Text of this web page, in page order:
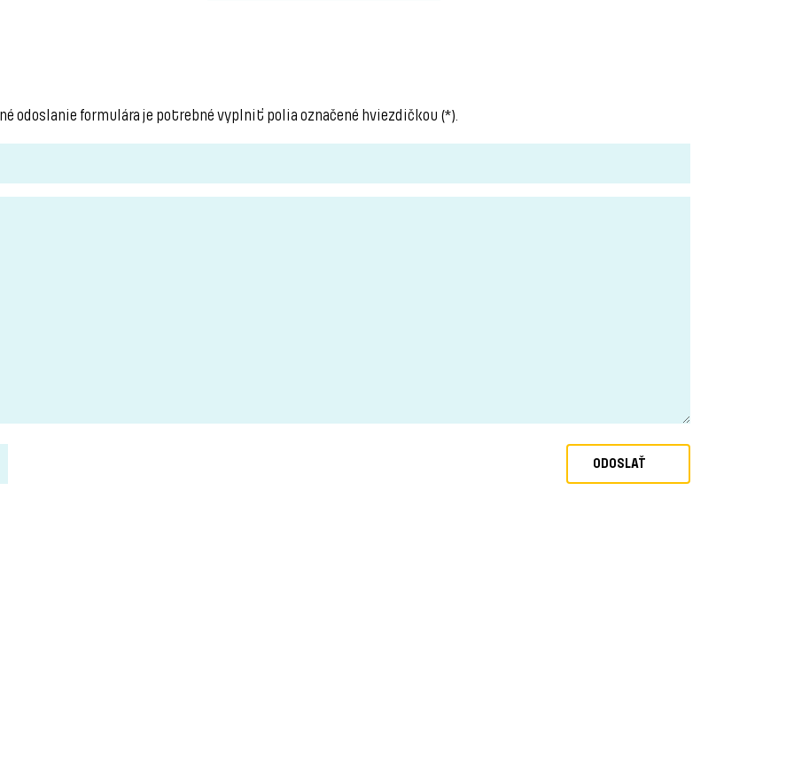
odoslanie formulára je potrebné vyplniť polia označené hviezdičkou (*).